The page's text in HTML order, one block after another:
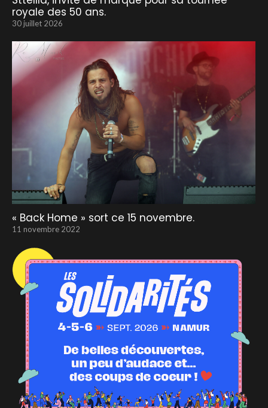
royale des 50 ans.
30 juillet 2026
« Back Home » sort ce 15 novembre.
11 novembre 2022